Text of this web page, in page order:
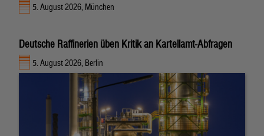
5. August 2026, München
Deutsche Raffinerien üben Kritik an Kartellamt-Abfragen
5. August 2026, Berlin